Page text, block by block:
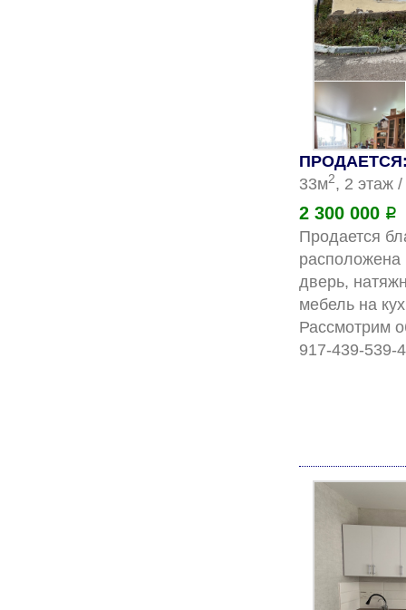
ПРОДАЕТСЯ:
33м2, 2 этаж
2 300 000 Р
Продается
расположена
дверь,
мебель на
Рассмотрим